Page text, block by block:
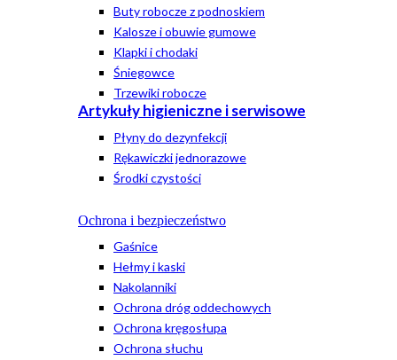
Buty robocze z podnoskiem
Kalosze i obuwie gumowe
Klapki i chodaki
Śniegowce
Trzewiki robocze
Artykuły higieniczne i serwisowe
Płyny do dezynfekcji
Rękawiczki jednorazowe
Środki czystości
Ochrona i bezpieczeństwo
Gaśnice
Hełmy i kaski
Nakolanniki
Ochrona dróg oddechowych
Ochrona kręgosłupa
Ochrona słuchu